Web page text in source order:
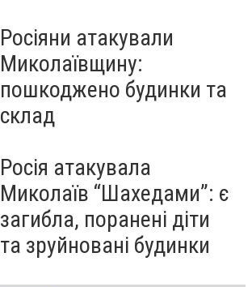
Росіяни атакували
Миколаївщину:
пошкоджено будинки та
склад
Росія атакувала
Миколаїв “Шахедами”: є
загибла, поранені діти
та зруйновані будинки